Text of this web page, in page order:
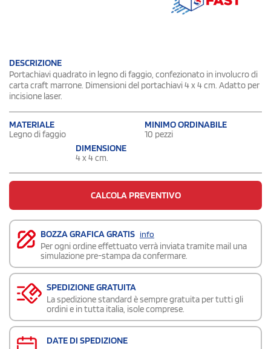
DESCRIZIONE
Portachiavi quadrato in legno di faggio, confezionato in involucro di
carta craft marrone. Dimensioni del portachiavi 4 x 4 cm. Adatto per
incisione laser.
MATERIALE
Legno di faggio
MINIMO ORDINABILE
10 pezzi
DIMENSIONE
4 x 4 cm.
CALCOLA PREVENTIVO
BOZZA GRAFICA GRATIS info
Per ogni ordine effettuato verrà inviata tramite mail una
simulazione pre-stampa da confermare.
SPEDIZIONE GRATUITA
La spedizione standard è sempre gratuita per tutti gli
ordini e in tutta italia, isole comprese.
DATE DI SPEDIZIONE